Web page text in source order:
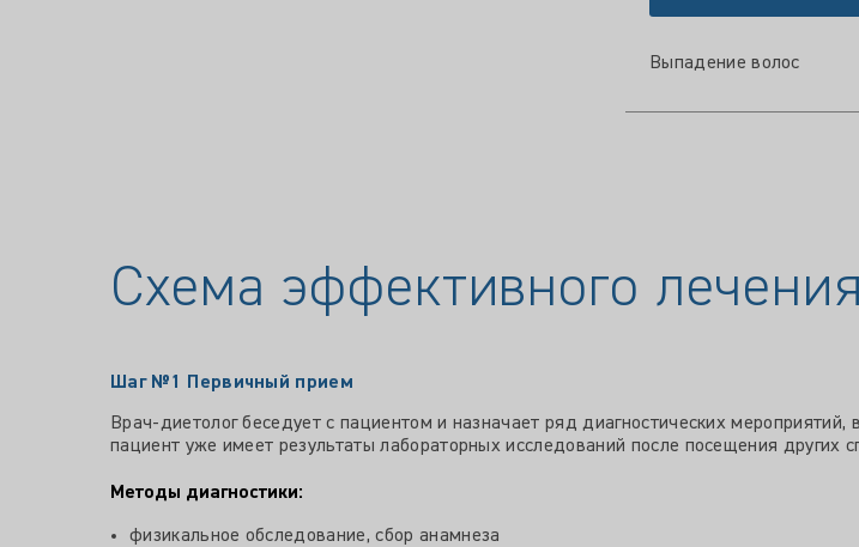
Выпадение волос
Схема эффективного лечения
Шаг №1 Первичный прием
Врач-диетолог беседует с пациентом и назначает ряд диагностических
пациент уже имеет результаты лабораторных исследований после посещения других
Методы диагностики:
физикальное обследование, сбор анамнеза